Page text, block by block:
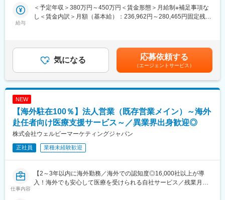
・各駐在先にも先輩社員がいるため、安心して就業可能！研修も
充実◎
開しています。
命に関わる重大なケースなどでは命を救うことができる当社のサ
ービスを、営業としてより多くの方々に届けてみませんか？
■業務内容：海外赴任者向け医療支援サービス「メディックサービ
・メディックサービスの提案・契約更新・導入後フォロー
・海外現地で受診する健康診断サービスの提案
・海外旅行保険の提案・契約更新
見積書・提案書の作成から商談までを営業が担当し、契約後の手
続きや契約管理は営業事務がサポートします。
※既存対応が約8割。新規開拓は問い合わせが中心で飛び込み営業
※入社後2～3年は秋葉原本社で勤務し、その後タイ・ベトナム・
マレーシアなどアジア拠点へ駐在いただきます。
ム、インド、マレーシア、インドネシア） 受動喫煙対策：屋内全
面禁煙変更の範囲：会社の定める事業所
給与
＜予定年収＞380万円～450万円＜賃金形態＞月給制※補足事項な
し＜賃金内訳＞月額（基本給）：236,962円～280,465円固定残業
給与補足＞■賞与：年1回（0.7～3.0ヶ月）※想定年収は賞与1.0か
月分にて算出■昇給：年1回■海外勤務者の給与について：購買力
補償方式を適用し、海外の物価を鑑み、日本と同じ給与で同水準
の生活ができるよう、外部企業が発行している指数をかけて給与
を算出しています。※詳しくは選考時に案内賃金はあくまでも目安
額)は固定手当を含めた表記です。
気になる 応募依頼する
（エージェントサービス）
NEW
【海外駐在100％】法人営業（既存営業メイン）～海外
赴任者向け医療支援サービス～／異業界出身歓迎◎
株式会社ウェルビーマーケティングジャパン
正社員 業種未経験歓迎
仕事内容
【2～3年以内に海外勤務／海外での認知度◎16,000社以上が導
入！海外でも安心して医療を受けられる自社サービス／残業月